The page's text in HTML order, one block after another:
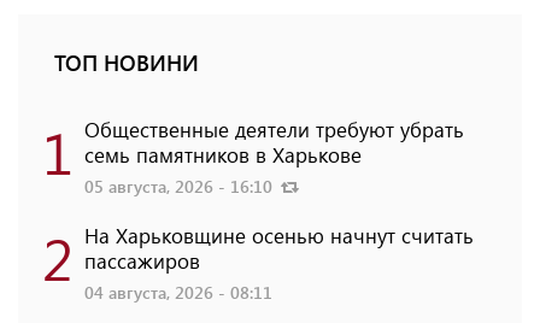
ТОП НОВИНИ
1 Общественные деятели требуют убрать
семь памятников в Харькове
05 августа, 2026 - 16:10
2 На Харьковщине осенью начнут считать
пассажиров
04 августа, 2026 - 08:11